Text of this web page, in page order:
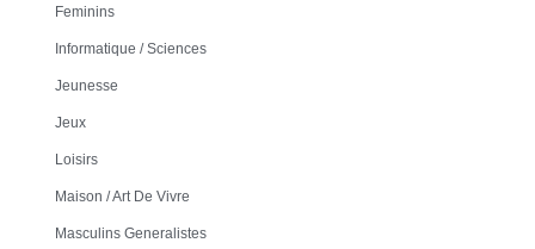
Feminins
Informatique / Sciences
Jeunesse
Jeux
Loisirs
Maison / Art De Vivre
Masculins Generalistes